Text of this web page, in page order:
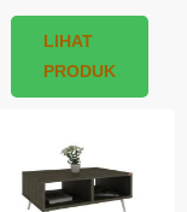
LIHAT
PRODUK